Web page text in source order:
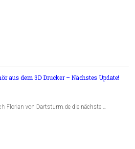
aus dem 3D Drucker – Nächstes Update!
Florian von Dartsturm.de die nächste …